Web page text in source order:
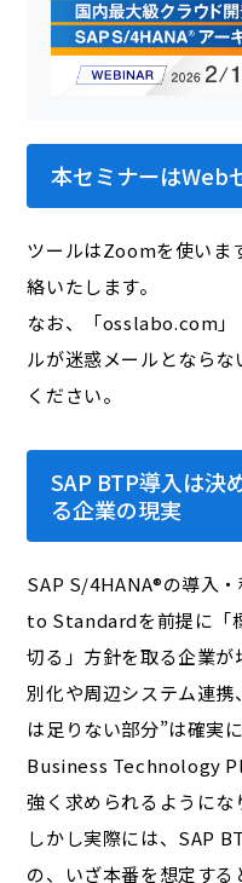
本セミナーはWeb
ツールはZoomを使いま
絡いたします。
なお、「osslabo.com
ルが迷惑メールとなら
ください。
SAP BTP導入は決
る企業の現実
SAP S/4HANA®の導入
to Standardを前提に「
切る」方針を取る企業が
別化や周辺システム連
は足りない部分”は確実
Business Technology
強く求められるようにな
しかし実際には、SAP
の、いざ本番を想定する